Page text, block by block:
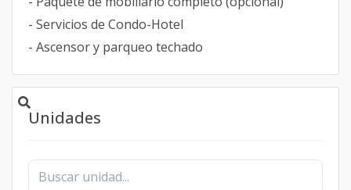
- Servicios de Condo-Hotel
- Ascensor y parqueo techado
Unidades